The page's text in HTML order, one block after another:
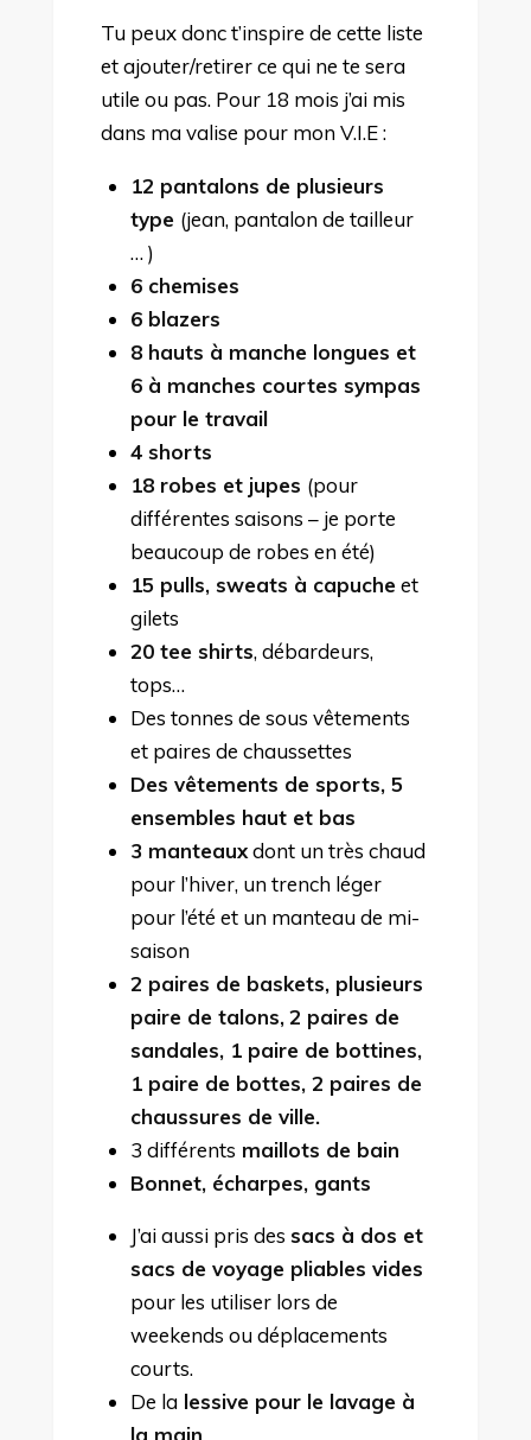
Tu peux donc t’inspire de cette liste
et ajouter/retirer ce qui ne te sera
utile ou pas. Pour 18 mois j’ai mis
dans ma valise pour mon V.I.E :
12 pantalons de plusieurs
type (jean, pantalon de tailleur
… )
6 chemises
6 blazers
8 hauts à manche longues et
6 à manches courtes sympas
pour le travail
4 shorts
18 robes et jupes (pour
différentes saisons – je porte
beaucoup de robes en été)
15 pulls, sweats à capucheet
gilets
20 tee shirts, débardeurs,
tops…
Des tonnes de sous vêtements
et paires de chaussettes
Des vêtements de sports, 5
ensembles haut et bas
3 manteauxdont un très chaud
pour l’hiver, un trench léger
pour l’été et un manteau de mi-
saison
2 paires de baskets, plusieurs
paire de talons, 2 paires de
sandales, 1 paire de bottines,
1 paire de bottes, 2 paires de
chaussures de ville.
3 différents maillots de bain
Bonnet, écharpes, gants
J’ai aussi pris dessacs à dos et
sacs de voyage pliables vides
pour les utiliser lors de
weekends ou déplacements
courts.
De la lessive pour le lavage à
la main